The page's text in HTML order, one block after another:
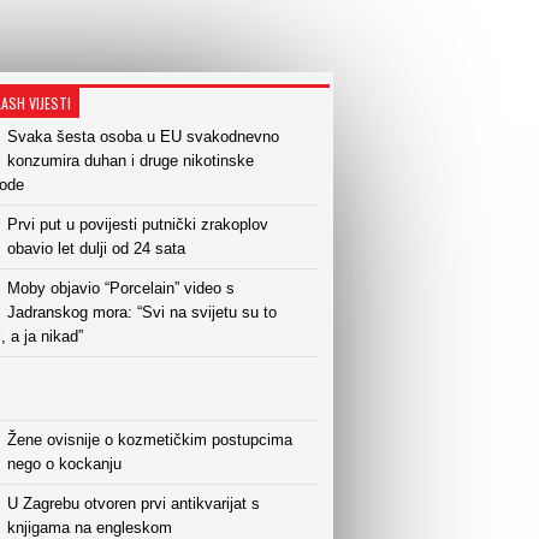
VIJESTI
Svaka šesta osoba u EU svakodnevno
konzumira duhan i druge nikotinske
Prvi put u povijesti putnički zrakoplov
obavio let dulji od 24 sata
Moby objavio “Porcelain” video s
Jadranskog mora: “Svi na svijetu su to
a ja nikad”
Žene ovisnije o kozmetičkim postupcima
nego o kockanju
U Zagrebu otvoren prvi antikvarijat s
knjigama na engleskom